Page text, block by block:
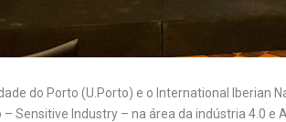
do Porto (U.Porto) e o International Iberian
Sensitive Industry – na área da indústria 4.0 e